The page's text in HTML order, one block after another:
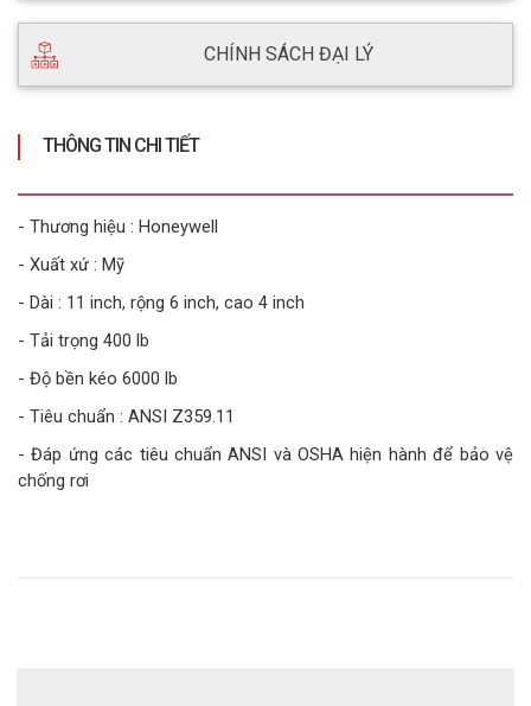
CHÍNH SÁCH ĐẠI LÝ
THÔNG TIN CHI TIẾT
- Thương hiệu : Honeywell
- Xuất xứ : Mỹ
- Dài : 11 inch, rộng 6 inch, cao 4 inch
- Tải trọng 400 lb
- Độ bền kéo 6000 lb
- Tiêu chuẩn : ANSI Z359.11
- Đáp ứng các tiêu chuẩn ANSI và OSHA hiện hành để bảo vệ
chống rơi